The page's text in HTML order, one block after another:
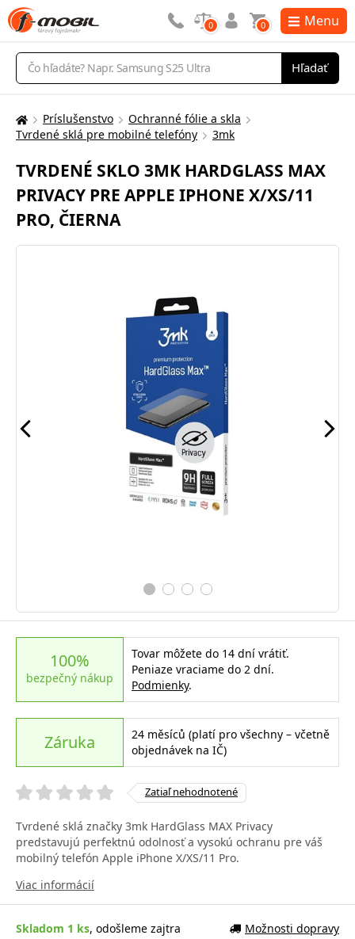
Vyhľadávanie
Hľadať
0 0 Menu
Tu
nachádzate:
Príslušenstvo
Ochranné fólie a skla
Tvrdené sklá pre mobilné telefóny
3mk
TVRDENÉ SKLO 3MK HARDGLASS MAX
PRIVACY PRE APPLE IPHONE X/XS/11
PRO, ČIERNA
100%
bezpečný nákup
Tovar môžete do 14 dní vrátiť.
Peniaze vraciame do 2 dní.
Podmienky.
Záruka
24 měsíců (platí pro všechny – včetně
objednávek na IČ)
Zatiaľ nehodnotené
Tvrdené sklá značky 3mk HardGlass MAX Privacy
predstavujú perfektnú odolnosť a vysokú ochranu pre váš
mobilný telefón Apple iPhone X/XS/11 Pro.
Viac informácií
Skladom 1 ks, odošleme zajtra Možnosti dopravy